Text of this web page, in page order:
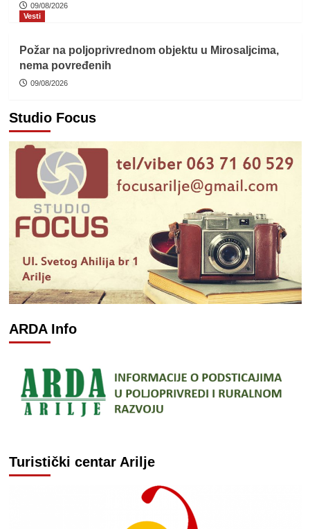
09/08/2026
Vesti
Požar na poljoprivrednom objektu u Mirosaljcima,
nema povređenih
09/08/2026
Studio Focus
ARDA Info
Turistički centar Arilje